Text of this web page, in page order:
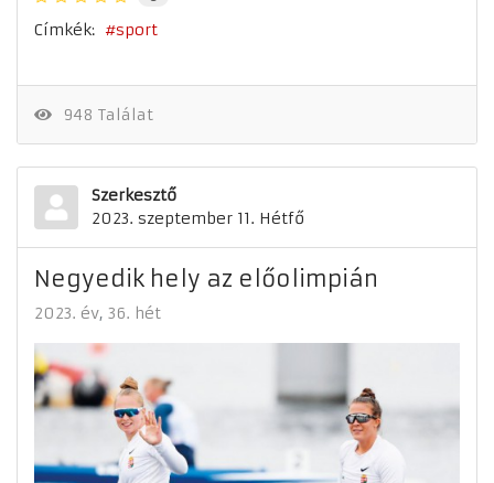
Címkék: sport
948 Találat
Szerkesztő
2023. szeptember 11. Hétfő
Negyedik hely az előolimpián
2023. év 36. hét